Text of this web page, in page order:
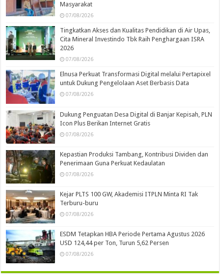
Masyarakat
07/08/2026
Tingkatkan Akses dan Kualitas Pendidikan di Air Upas,
Cita Mineral Investindo Tbk Raih Penghargaan ISRA
2026
07/08/2026
Elnusa Perkuat Transformasi Digital melalui Pertapixel
untuk Dukung Pengelolaan Aset Berbasis Data
07/08/2026
Dukung Penguatan Desa Digital di Banjar Kepisah, PLN
Icon Plus Berikan Internet Gratis
07/08/2026
Kepastian Produksi Tambang, Kontribusi Dividen dan
Penerimaan Guna Perkuat Kedaulatan
07/08/2026
Kejar PLTS 100 GW, Akademisi ITPLN Minta RI Tak
Terburu-buru
07/08/2026
ESDM Tetapkan HBA Periode Pertama Agustus 2026
USD 124,44 per Ton, Turun 5,62 Persen
07/08/2026